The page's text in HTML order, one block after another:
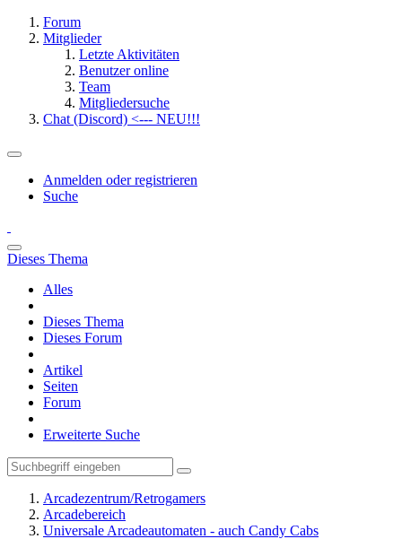
Forum
Mitglieder
Letzte Aktivitäten
Benutzer online
Team
Mitgliedersuche
Chat (Discord) <--- NEU!!!
Anmelden oder registrieren
Suche
Dieses Thema
Alles
Dieses Thema
Dieses Forum
Artikel
Seiten
Forum
Erweiterte Suche
Arcadezentrum/Retrogamers
Arcadebereich
Universale Arcadeautomaten - auch Candy Cabs